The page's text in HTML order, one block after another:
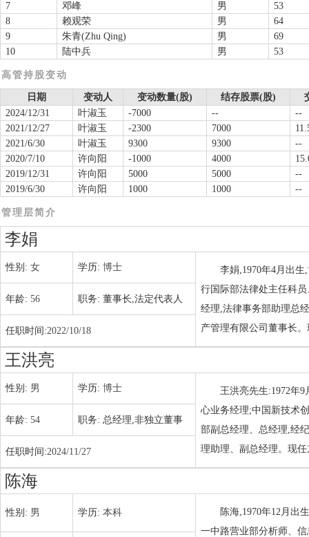
7
邓峰 男
53
8
赖观荣 男
64
9
朱青(Zhu Qing) 男
69
10
陆中兵 男 53
高管持股变动
日期 变动人 变动数量(股) 结存股票(股)
2024/12/31
叶淑玉 -7000 --
--
2021/12/27
叶淑玉 -2300 7000
2021/6/30
叶淑玉 9300 9300
--
2020/7/10
许向阳 -1000 4000
2019/12/31
许向阳 5000 5000
--
2019/6/30
许向阳 1000 1000 --
管理层简介
李娟
性别: 女 学历: 博士
李娟,1970年4月出
行国际部法律处主任科
经理,法律事务部助理总
产管理有限公司董事长
年龄: 56 职务: 董事长,法定代表人
任职时间:2022/10/18
王洪亮
性别: 男 学历: 博士
王洪亮先生:1972年
心业务经理;中国新技术
部副总经理、总经理,经
理助理、副总经理。现
年龄: 54 职务: 总经理,非独立董事
任职时间:2024/11/27
陈海
性别: 男 学历: 本科
陈海,1970年12月出
一中路营业部分析师、